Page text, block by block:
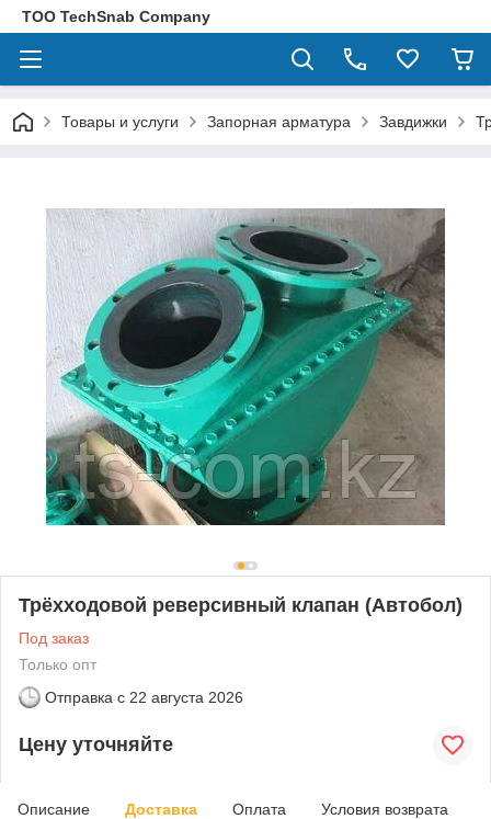
ТОО TechSnab Company
Товары и услуги Запорная арматура Завдижки
Трёхходовой реверсивный клапан (Автобол)
Под заказ
Только опт
Отправка с 22 августа 2026
Цену уточняйте
Описание Доставка Оплата Условия возврата